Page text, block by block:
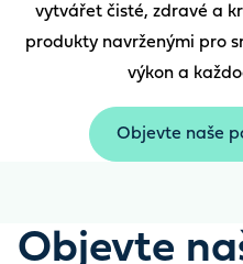
vytvářet čisté, zdravé a
produkty navrženými pro
výkon a
Objevte naše
Objevte